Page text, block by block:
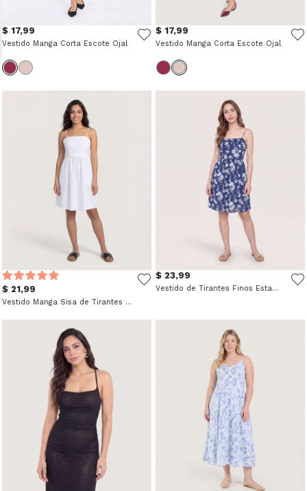
$ 17,99
Vestido Manga Corta Escote Ojal
$ 17,99
Vestido Manga Corta Escote Ojal
$ 21,99
Vestido Manga Sisa de Tirantes Finos
$ 23,99
Vestido de Tirantes Finos Estampado